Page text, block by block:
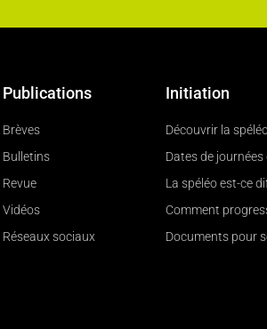
Publications
Brèves
Bulletins
Revue
Vidéos
Réseaux sociaux
Initiation
Découvrir la
Dates de
La spéléo est-ce
Comment
Documents pour